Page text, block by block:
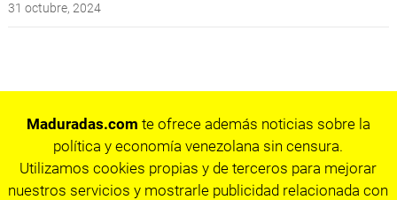
31 octubre, 2024
Maduradas.com te ofrece además noticias sobre la
política y economía venezolana sin censura.
Utilizamos cookies propias y de terceros para mejorar
nuestros servicios y mostrarle publicidad relacionada con